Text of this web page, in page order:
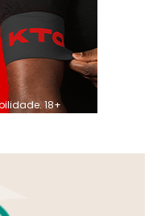
18+